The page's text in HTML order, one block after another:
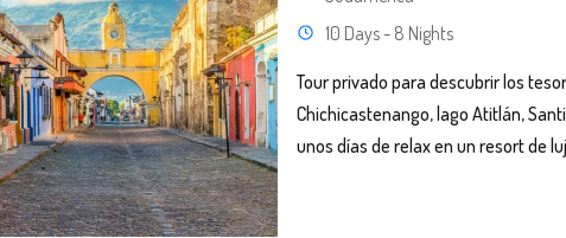
10 Days - 8 Nights
Tour privado para descubrir los
Chichicastenango, lago Atitlán,
unos días de relax en un resort de